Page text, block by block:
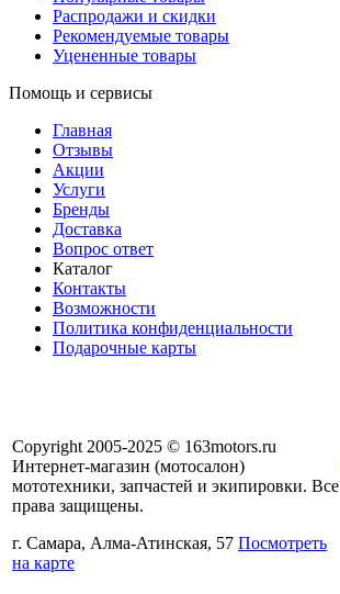
Распродажи и скидки
Рекомендуемые товары
Уцененные товары
Помощь и сервисы
Главная
Отзывы
Акции
Услуги
Бренды
Доставка
Вопрос ответ
Каталог
Контакты
Возможности
Политика конфиденциальности
Подарочные карты
Copyright 2005-2025 © 163motors.ru
Интернет-магазин (мотосалон)
мототехники, запчастей и экипировки. Все
права защищены.
г. Самара, Алма-Атинская, 57 Посмотреть
на карте